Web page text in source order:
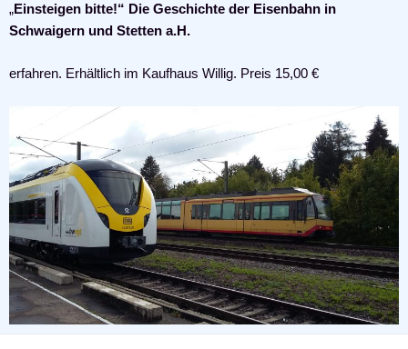
„Einsteigen bitte!“ Die Geschichte der Eisenbahn in
Schwaigern und Stetten a.H.
erfahren. Erhältlich im Kaufhaus Willig. Preis 15,00 €